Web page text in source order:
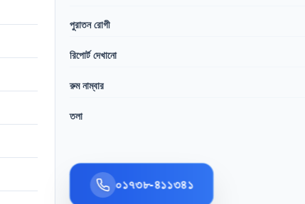
পুরাতন রোগী
রিপোর্ট দেখানো
রুম নাম্বার
তলা
০১৭৩৮-৪১১৩৪১